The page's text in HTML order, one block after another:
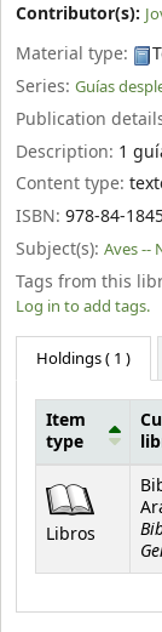
Contributor(s):
Material type:
Series: Guías
Publication
Description: 1
Content type:
ISBN: 978-84-
Subject(s): Aves --
Tags from this
Log in to add tags.
Holdings( 1 )
Item
type
Libros